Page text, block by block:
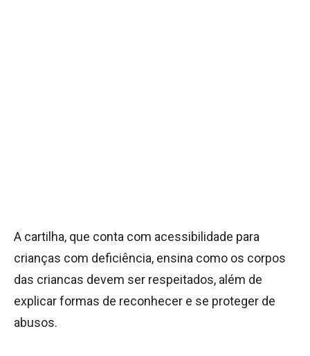
A cartilha, que conta com acessibilidade para
crianças com deficiência, ensina como os corpos
das criancas devem ser respeitados, além de
explicar formas de reconhecer e se proteger de
abusos.